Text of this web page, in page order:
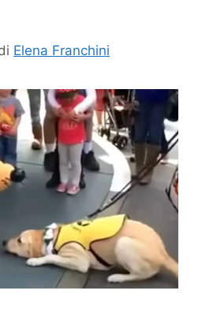
Elena Franchini